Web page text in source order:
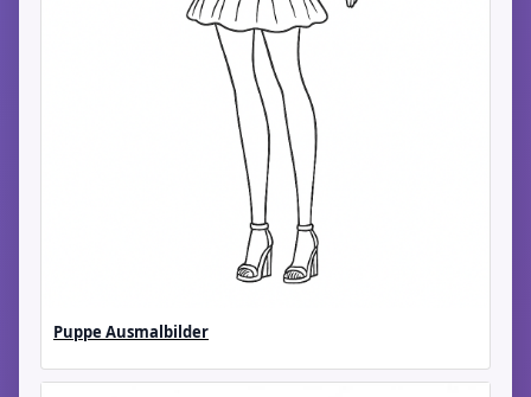
Puppe Ausmalbilder